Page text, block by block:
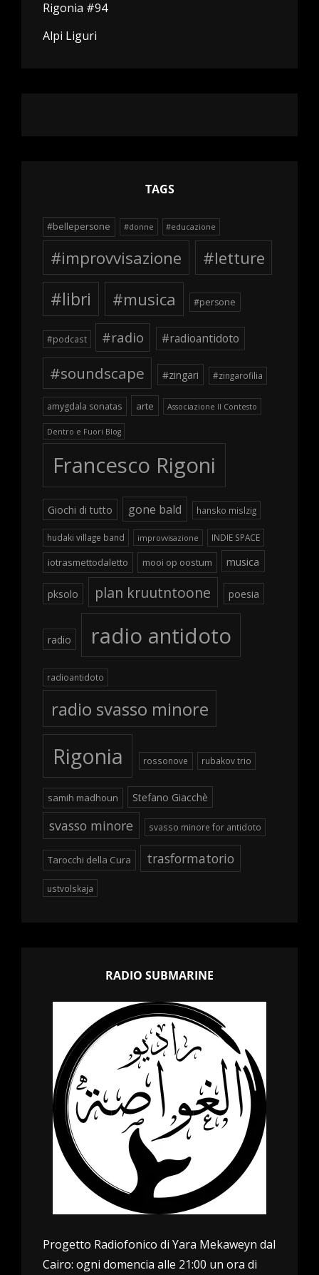
Rigonia #94
Alpi Liguri
TAGS
#bellepersone #donne #educazione
#improvvisazione
#letture
#libri
#musica #persone
#podcast #radio #radioantidoto
#soundscape #zingari #zingarofilia
amygdala sonatas arte Associazione Il Contesto
Dentro e Fuori Blog
Francesco Rigoni
Giochi di tutto gone bald hansko mislzig
hudaki village band improvvisazione INDIE SPACE
iotrasmettodaletto mooi op oostum musica
pksolo plan kruutntoone poesia
radio radio antidoto
radioantidoto
radio svasso minore
Rigonia rossonove rubakov trio
samih madhoun Stefano Giacchè
svasso minore svasso minore for antidoto
Tarocchi della Cura trasformatorio
ustvolskaja
RADIO SUBMARINE
Progetto Radiofonico di Yara Mekaweyn dal
Cairo: ogni domencia alle 21:00 un ora di